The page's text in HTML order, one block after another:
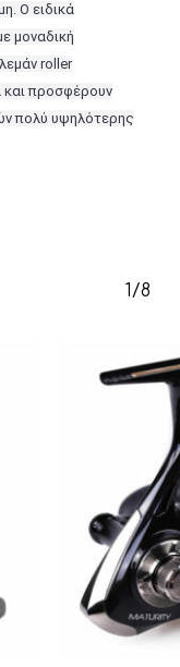
σας.
Ο ειδικά
μοναδική
roller
και προσφέρουν
πολύ υψηλότερης
1/8